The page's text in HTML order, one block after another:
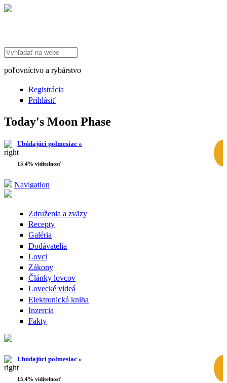
Search this site
poľovníctvo a rybárstvo
Registrácia
Prihlásiť
Today's Moon Phase
Ubúdajúci polmesiac »
15.4% viditelnosť
Navigation
Združenia a zväzy
Recepty
Galéria
Dodávatelia
Lovci
Zákony
Články lovcov
Lovecké videá
Elektronická kniha
Inzercia
Fakty
Ubúdajúci polmesiac »
15.4% viditelnosť